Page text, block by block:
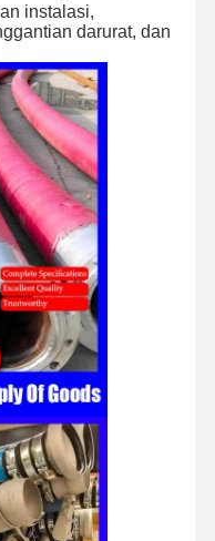
instalasi,
darurat, dan